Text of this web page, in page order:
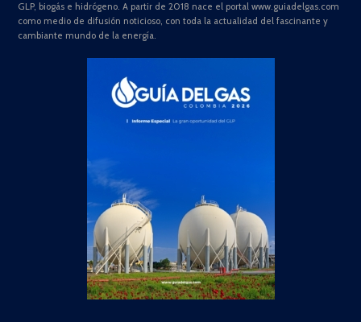
GLP, biogás e hidrógeno. A partir de 2018 nace el portal www.guiadelgas.com
como medio de difusión noticioso, con toda la actualidad del fascinante y
cambiante mundo de la energía.